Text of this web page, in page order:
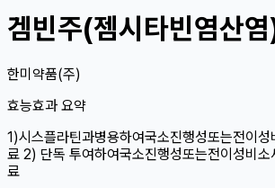
겜빈주(젬시타빈염산
한미약품(주)
효능효과 요약
1)시스플라틴과병용하여국소진행성또는전이성
료 2) 단독 투여하여국소진행성또는전이성비소
료